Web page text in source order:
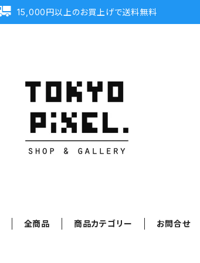
15,000円以上のお買上げで送料無料
全商品 商品カテゴリー お問合せ